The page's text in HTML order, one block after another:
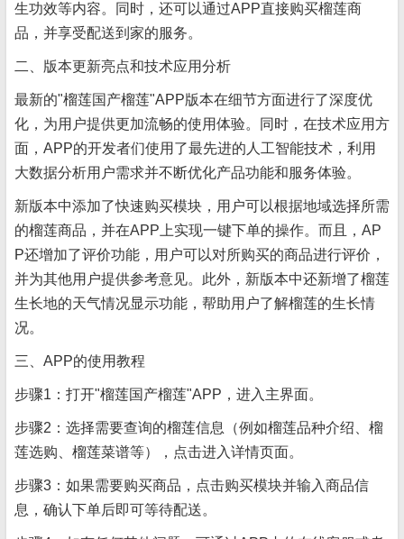
生功效等内容。同时，还可以通过APP直接购买榴莲商
品，并享受配送到家的服务。
二、版本更新亮点和技术应用分析
最新的"榴莲国产榴莲"APP版本在细节方面进行了深度优
化，为用户提供更加流畅的使用体验。同时，在技术应用方
面，APP的开发者们使用了最先进的人工智能技术，利用
大数据分析用户需求并不断优化产品功能和服务体验。
新版本中添加了快速购买模块，用户可以根据地域选择所需
的榴莲商品，并在APP上实现一键下单的操作。而且，AP
P还增加了评价功能，用户可以对所购买的商品进行评价，
并为其他用户提供参考意见。此外，新版本中还新增了榴莲
生长地的天气情况显示功能，帮助用户了解榴莲的生长情
况。
三、APP的使用教程
步骤1：打开"榴莲国产榴莲"APP，进入主界面。
步骤2：选择需要查询的榴莲信息（例如榴莲品种介绍、榴
莲选购、榴莲菜谱等），点击进入详情页面。
步骤3：如果需要购买商品，点击购买模块并输入商品信
息，确认下单后即可等待配送。